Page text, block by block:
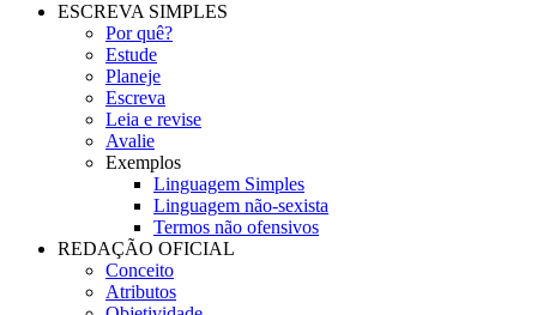
ESCREVA SIMPLES
Por quê?
Estude
Planeje
Escreva
Leia e revise
Avalie
Exemplos
Linguagem Simples
Linguagem não-sexista
Termos não ofensivos
REDAÇÃO OFICIAL
Conceito
Atributos